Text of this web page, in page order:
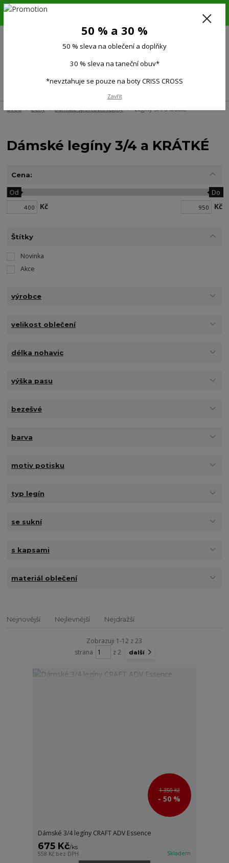
6.-16.8.26. DOVOLENÁ !!! 50 % SLEVA na všechno oblečení a doplňky !!!
(Po-Pá 9:00-15.00)
Úvod Ženy Dámské sportovní legíny Legíny 3/4 a krátké
Dámské legíny 3/4 a KRÁTKÉ
Cena:
Kč
Od Do
Kč
Štítky
Novinka
Akce
výrobce
velikost oblečení
délka nohavic
výška pasu
bezešvé
barva
motiv potisku
typ legín
se sukní
s kapsami
materiál oblečení
Nejnovější Nejlevnější Nejdražší
Zobrazuji 1-12 z 23
strana
z 2 další
1 350 Kč
- 50 %
Dámské 3/4 legíny CRAFT ADV Essence
675 Kč/ks
558 Kč bez DPH Skladem
50 % a 30 %
50 % sleva na oblečení a doplňky
30 % sleva na taneční obuv*
*nevztahuje se pouze na boty CRISS CROSS
Zavřít